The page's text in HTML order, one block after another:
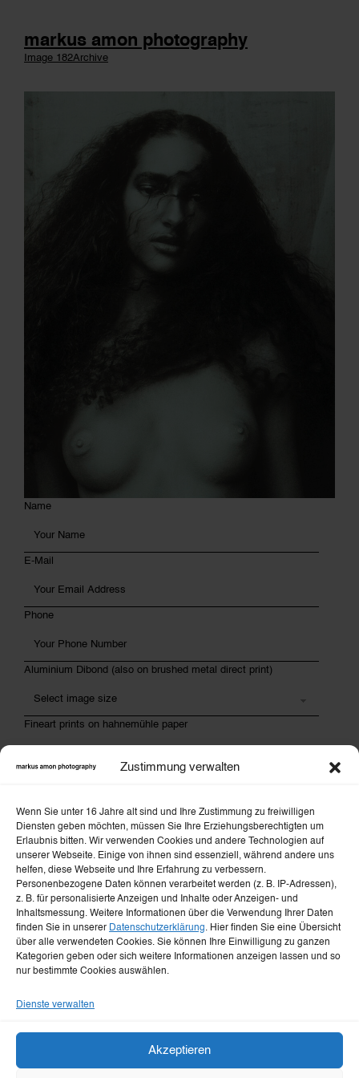
Zustimmung verwalten
Wenn Sie unter 16 Jahre alt sind und Ihre Zustimmung zu freiwilligen
Diensten geben möchten, müssen Sie Ihre Erziehungsberechtigten um
Erlaubnis bitten. Wir verwenden Cookies und andere Technologien auf
unserer Webseite. Einige von ihnen sind essenziell, während andere uns
helfen, diese Webseite und Ihre Erfahrung zu verbessern.
Personenbezogene Daten können verarbeitet werden (z. B. IP-Adressen),
z. B. für personalisierte Anzeigen und Inhalte oder Anzeigen- und
Inhaltsmessung. Weitere Informationen über die Verwendung Ihrer Daten
finden Sie in unserer Datenschutzerklärung. Hier finden Sie eine Übersicht
über alle verwendeten Cookies. Sie können Ihre Einwilligung zu ganzen
Kategorien geben oder sich weitere Informationen anzeigen lassen und so
nur bestimmte Cookies auswählen.
Dienste verwalten
Akzeptieren
markus amon photography
Image 182Archive
Name
E-Mail
Phone
Aluminium Dibond (also on brushed metal direct print)
Fineart prints on hahnemühle paper
Privacy policy
I consent to the processing of my message in
accordance with theprivacy policy.